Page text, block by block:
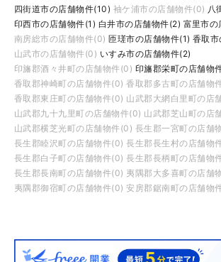
四街道市の店舗物件(10) 袖ケ浦市の店舗物件(0) 八
印西市の店舗物件(1) 白井市の店舗物件(2) 富里市の
南房総市の店舗物件(0) 匝瑳市の店舗物件(1) 香取
山武市の店舗物件(0) いすみ市の店舗物件(2)
印旛郡酒々井町の店舗物件(0) 印旛郡栄町の店舗物
香取郡神崎町の店舗物件(0) 香取郡多古町の店舗物
香取郡東庄町の店舗物件(0) 山武郡大網白里町の店
山武郡九十九里町の店舗物件(0) 山武郡芝山町の店
山武郡横芝光町の店舗物件(0) 長生郡一宮町の店舗
長生郡睦沢町の店舗物件(0) 長生郡長生村の店舗物
長生郡白子町の店舗物件(0) 長生郡長柄町の店舗物
長生郡長南町の店舗物件(0) 夷隅郡大多喜町の店舗
夷隅郡御宿町の店舗物件(0) 安房郡鋸南町の店舗物